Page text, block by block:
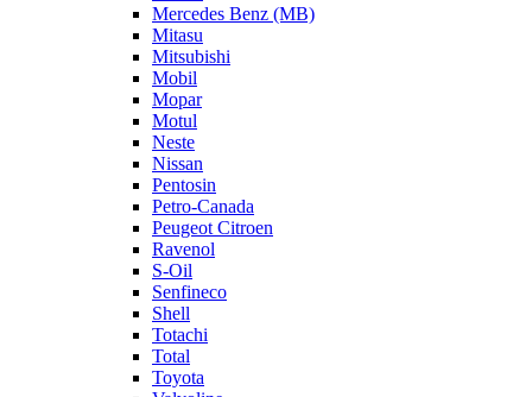
Mercedes Benz (MB)
Mitasu
Mitsubishi
Mobil
Mopar
Motul
Neste
Nissan
Pentosin
Petro-Canada
Peugeot Citroen
Ravenol
S-Oil
Senfineco
Shell
Totachi
Total
Toyota